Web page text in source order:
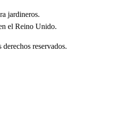
jardineros.
el Reino Unido.
reservados.